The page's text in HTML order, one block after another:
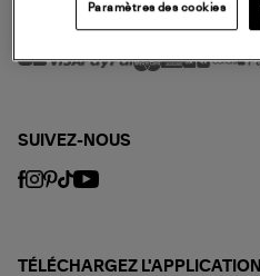
MODE DE PAIEMENT
SUIVEZ-NOUS
TÉLÉCHARGEZ L'APPLICATION
Paramètres des cookies